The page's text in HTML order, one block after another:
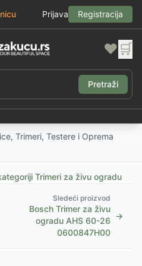
Prijava Registracija
❤️ 🛒
Pretraži
Trimeri, Testere i Oprema
Trimeri za živu ogradu
Sledeći proizvod
Bosch Trimer za živu
ogradu AHS 60-26
0600847H00
→